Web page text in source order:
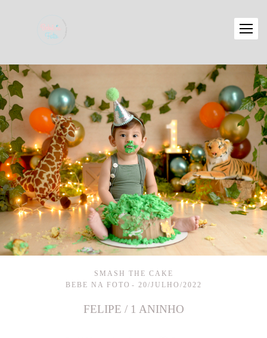
SMASH THE CAKE
BEBE NA FOTO
20/JULHO/2022
FELIPE / 1 ANINHO